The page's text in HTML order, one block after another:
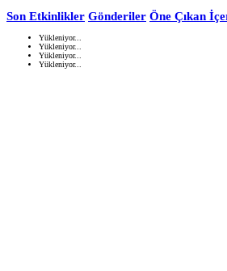
Son Etkinlikler Gönderiler Öne Çıkan
Yükleniyor...
Yükleniyor...
Yükleniyor...
Yükleniyor...